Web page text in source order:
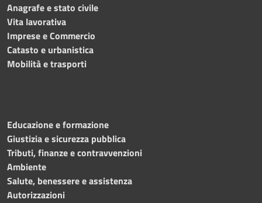
Anagrafe e stato civile
Vita lavorativa
Imprese e Commercio
Catasto e urbanistica
Mobilità e trasporti
Educazione e formazione
Giustizia e sicurezza pubblica
Tributi, finanze e contravvenzioni
Ambiente
Salute, benessere e assistenza
Autorizzazioni